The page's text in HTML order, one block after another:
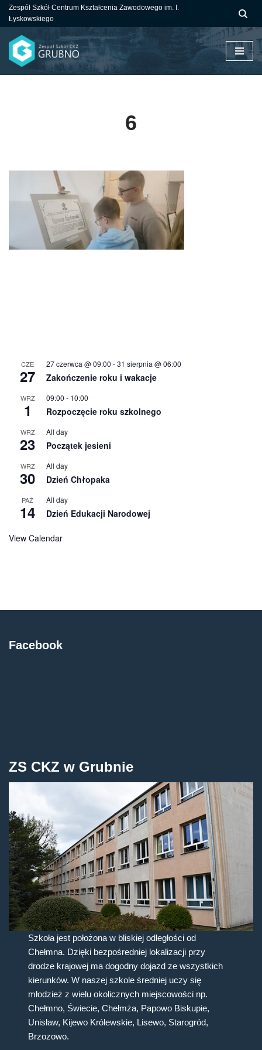
do
treści
Zespół Szkół Centrum Kształcenia Zawodowego im. I.
Łyskowskiego
6
CZE
27
27 czerwca @ 09:00 -31 sierpnia @ 06:00
Zakończenie roku i wakacje
WRZ
1
09:00 - 10:00
Rozpoczęcie roku szkolnego
WRZ
23
All day
Początek jesieni
WRZ
30
All day
Dzień Chłopaka
PAŹ
14
All day
Dzień Edukacji Narodowej
View Calendar
Facebook
ZS CKZ w Grubnie
Szkoła jest położona w bliskiej odległości od
Chełmna. Dzięki bezpośredniej lokalizacji przy
drodze krajowej ma dogodny dojazd ze wszystkich
kierunków. W naszej szkole średniej uczy się
młodzież z wielu okolicznych miejscowości np.
Chełmno, Świecie, Chełmża, Papowo Biskupie,
Unisław, Kijewo Królewskie, Lisewo, Starogród,
Brzozowo.